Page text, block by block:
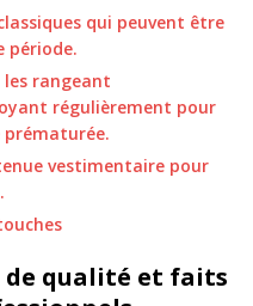
qui peuvent être
période.
les rangeant
régulièrement pour
prématurée.
vestimentaire pour
de qualité et faits